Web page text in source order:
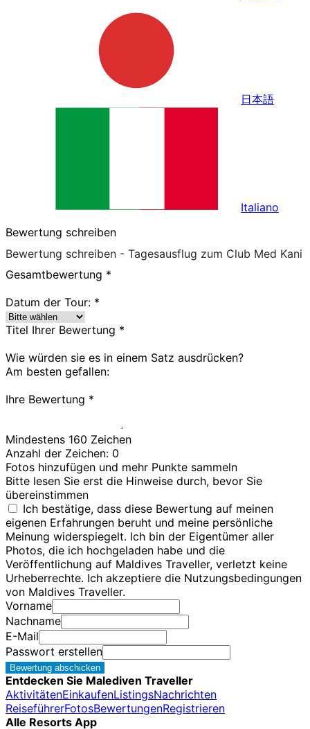
日本語
Italiano
Bewertung schreiben
Bewertung schreiben - Tagesausflug zum Club Med Kani
Gesamtbewertung *
Datum der Tour: *
Titel Ihrer Bewertung *
Wie würden sie es in einem Satz ausdrücken?
Am besten gefallen:
Ihre Bewertung *
Mindestens 160 Zeichen
Anzahl der Zeichen: 0
Fotos hinzufügen und mehr Punkte sammeln
Bitte lesen Sie erst die Hinweise durch, bevor Sie
übereinstimmen
Ich bestätige, dass diese Bewertung auf meinen
eigenen Erfahrungen beruht und meine persönliche
Meinung widerspiegelt. Ich bin der Eigentümer aller
Photos, die ich hochgeladen habe und die
Veröffentlichung auf Maldives Traveller, verletzt keine
Urheberrechte. Ich akzeptiere die Nutzungsbedingungen
von Maldives Traveller.
Vorname
Nachname
E-Mail
Passwort erstellen
Bewertung abschicken
Entdecken Sie Malediven Traveller
AktivitätenEinkaufenListingsNachrichten
ReiseführerFotosBewertungenRegistrieren
Alle Resorts App